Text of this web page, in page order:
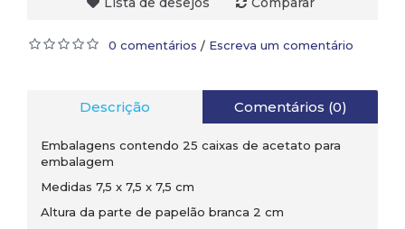
0 comentários / Escreva um comentário
Descrição Comentários (0)
Embalagens contendo 25 caixas de acetato para
embalagem
Medidas 7,5 x 7,5 x 7,5 cm
Altura da parte de papelão branca 2 cm